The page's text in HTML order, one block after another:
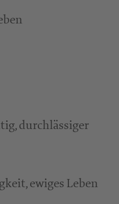
durchlässiger
ewiges Leben